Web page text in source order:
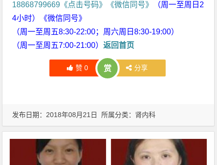
18868799669《点击号码》《微信同号》
（周一至周日2
4小时）《微信同号》
（周一至周五8:30-22:00；周六周日8:30-19:00）
（周一至周五7:00-21:00）返回首页
赞 0 赏 分享
发布日期：2018年08月21日 所属分类： 肾内科